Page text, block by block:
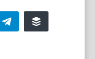
Telegram Buffer